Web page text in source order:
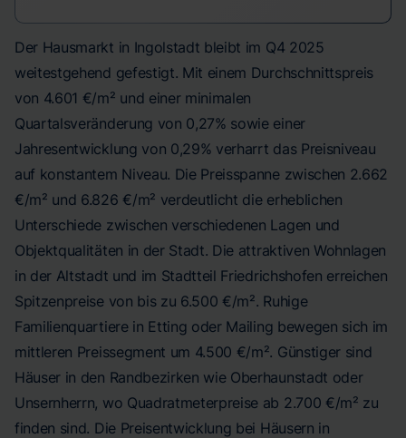
Der Hausmarkt in Ingolstadt bleibt im Q4 2025
weitestgehend gefestigt. Mit einem Durchschnittspreis
von 4.601 €/m² und einer minimalen
Quartalsveränderung von 0,27% sowie einer
Jahresentwicklung von 0,29% verharrt das Preisniveau
auf konstantem Niveau. Die Preisspanne zwischen 2.662
€/m² und 6.826 €/m² verdeutlicht die erheblichen
Unterschiede zwischen verschiedenen Lagen und
Objektqualitäten in der Stadt. Die attraktiven Wohnlagen
in der Altstadt und im Stadtteil Friedrichshofen erreichen
Spitzenpreise von bis zu 6.500 €/m². Ruhige
Familienquartiere in Etting oder Mailing bewegen sich im
mittleren Preissegment um 4.500 €/m². Günstiger sind
Häuser in den Randbezirken wie Oberhaunstadt oder
Unsernherrn, wo Quadratmeterpreise ab 2.700 €/m² zu
finden sind. Die Preisentwicklung bei Häusern in